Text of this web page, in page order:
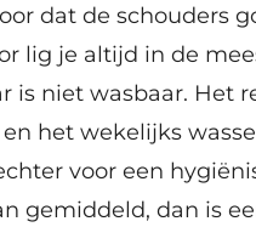
dat de schouders
lig je altijd in de
is niet wasbaar. Het
het wekelijks
voor een
gemiddeld, dan is